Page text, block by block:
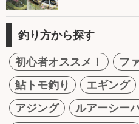
釣り方から探す
初心者オススメ！
フ
鮎トモ釣り
エギング
アジング
ルアーシー